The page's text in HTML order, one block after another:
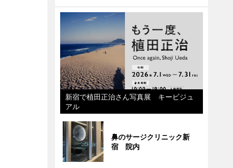
新宿で植田正治さん写真展 キービジュ
アル
鼻のサージクリニック新
宿 院内